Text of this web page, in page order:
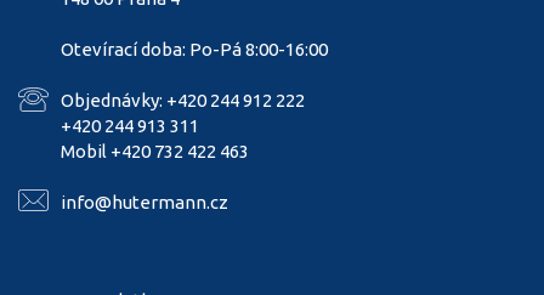
Otevírací doba: Po-Pá 8:00-16:00
Objednávky: +420 244 912 222
+420 244 913 311
Mobil +420 732 422 463
info@hutermann.cz